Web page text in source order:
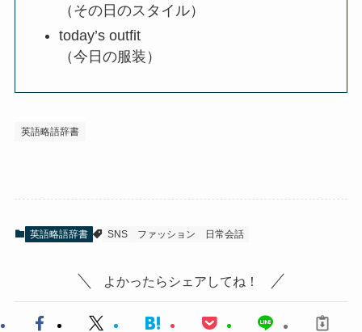
（その日のスタイル）
today’s outfit
（今日の服装）
英語略語辞書
英語略語辞書 SNS ファッション 日常会話
よかったらシェアしてね！